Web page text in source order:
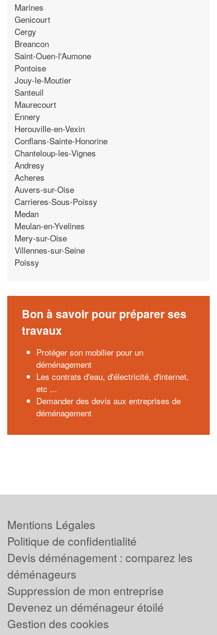
Marines
Genicourt
Cergy
Breancon
Saint-Ouen-l'Aumone
Pontoise
Jouy-le-Moutier
Santeuil
Maurecourt
Ennery
Herouville-en-Vexin
Conflans-Sainte-Honorine
Chanteloup-les-Vignes
Andresy
Acheres
Auvers-sur-Oise
Carrieres-Sous-Poissy
Medan
Meulan-en-Yvelines
Mery-sur-Oise
Villennes-sur-Seine
Poissy
Bon à savoir pour préparer ses
travaux
Protéger son mobilier pour un
déménagement
Les contrats d'eau, d'électricité, d'internet,
etc ...
Demander des devis aux entreprises de
déménagement
Mentions Légales
Politique de confidentialité
Devis déménagement : comparez les
déménageurs
Suppression de mon entreprise
Devenez un déménageur étoilé
Gestion des cookies